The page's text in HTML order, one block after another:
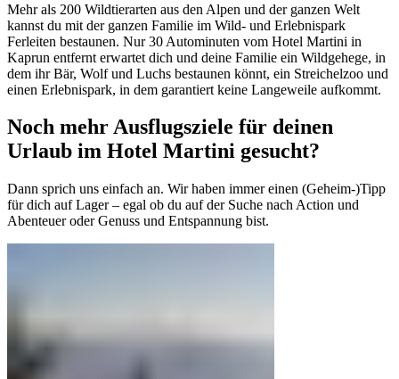
Mehr als 200 Wildtierarten aus den Alpen und der ganzen Welt
kannst du mit der ganzen Familie im Wild- und Erlebnispark
Ferleiten bestaunen. Nur 30 Autominuten vom Hotel Martini in
Kaprun entfernt erwartet dich und deine Familie ein Wildgehege, in
dem ihr Bär, Wolf und Luchs bestaunen könnt, ein Streichelzoo und
einen Erlebnispark, in dem garantiert keine Langeweile aufkommt.
Noch mehr Ausflugsziele für deinen
Urlaub im Hotel Martini gesucht?
Dann sprich uns einfach an. Wir haben immer einen (Geheim-)Tipp
für dich auf Lager – egal ob du auf der Suche nach Action und
Abenteuer oder Genuss und Entspannung bist.